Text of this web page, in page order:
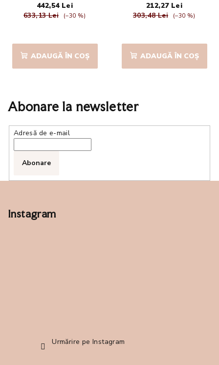
442,54 Lei
633,13 Lei
(–30 %)
medie
a
produsului
5
stele.
ADAUGĂ ÎN COŞ
212,27 Lei
303,48 Lei
(–30 %)
ADAUGĂ ÎN COŞ
Abonare la newsletter
Adresă de e-mail
Abonare
Instagram
Urmărire pe Instagram